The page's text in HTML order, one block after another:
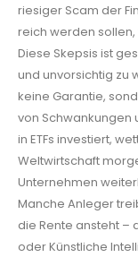
riesiger Scam der
reich werden
Diese Skepsis ist
und unvorsichtig zu
keine Garantie,
von Schwankungen
in ETFs investiert,
Weltwirtschaft
Unternehmen
Manche Anleger
die Rente ansteht –
oder Künstliche